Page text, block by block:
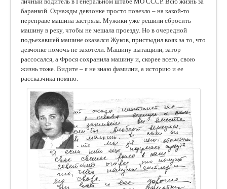
баранкой. Однажды девчонке просто повезло – на какой-то
переправе машина застряла. Мужики уже решили сбросить
машину в реку, чтобы не мешала проезду. Но в очередной
подъехавшей машине оказался Жуков, пристыдил вояк за то, что
девчонке помочь не захотели. Машину вытащили, затор
рассосался, а Фрося сохранила машину и, скорее всего, свою
жизнь тоже. Видите – я не знаю фамилии, а историю и ее
рассказчика помню.